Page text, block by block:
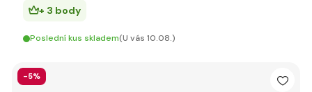
+ 3 body
Poslední kus skladem(U vás 10.08.)
-5%